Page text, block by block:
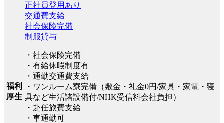
福利
厚生
正社員登用あり
交通費支給
社会保険完備
制服貸与
・社会保険完備
・有給休暇制度有
・通勤交通費支給
・ワンルーム寮完備（敷金・礼金0円/家具・家電・寝
具など生活諸設備付/NHK受信料会社負担）
・赴任旅費支給
・車通勤可